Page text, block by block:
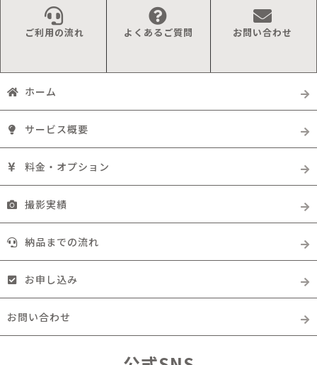
ご利用の流れ よくあるご質問 お問い合わせ
ホーム
サービス概要
料金・オプション
撮影実績
納品までの流れ
お申し込み
お問い合わせ